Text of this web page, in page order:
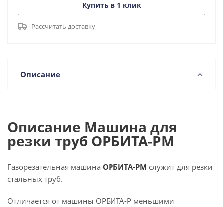
Купить в 1 клик
Рассчитать доставку
Описание
Описание Машина для
резки труб ОРБИТА-РМ
Газорезательная машина ОРБИТА-РМ служит для резки
стальных труб.
Отличается от машины ОРБИТА-Р меньшими